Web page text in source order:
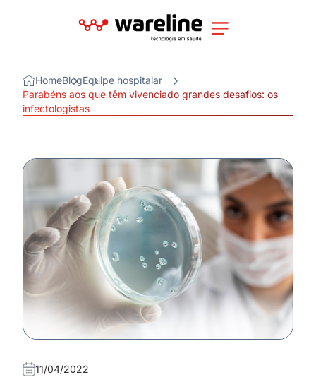
HomeBlogEquipe hospitalar
Parabéns aos que têm vivenciado grandes desafios: os
infectologistas
11/04/2022